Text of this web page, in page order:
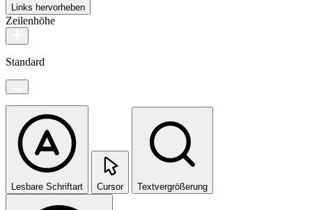
Links hervorheben
Zeilenhöhe
Standard
Lesbare Schriftart Cursor Textvergrößerung